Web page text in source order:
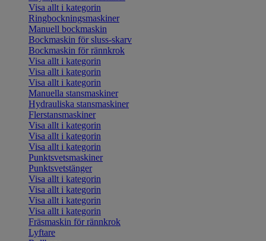
Visa allt i kategorin
Ringbockningsmaskiner
Manuell bockmaskin
Bockmaskin för sluss-skarv
Bockmaskin för rännkrok
Visa allt i kategorin
Visa allt i kategorin
Visa allt i kategorin
Manuella stansmaskiner
Hydrauliska stansmaskiner
Flerstansmaskiner
Visa allt i kategorin
Visa allt i kategorin
Visa allt i kategorin
Punktsvetsmaskiner
Punktsvetstänger
Visa allt i kategorin
Visa allt i kategorin
Visa allt i kategorin
Visa allt i kategorin
Fräsmaskin för rännkrok
Lyftare